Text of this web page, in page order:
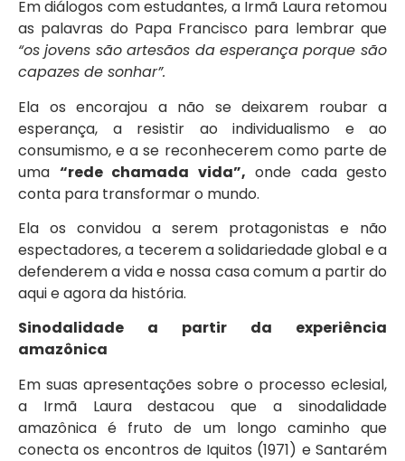
Em diálogos com estudantes, a Irmã Laura retomou
as palavras do Papa Francisco para lembrar que
“os jovens são artesãos da esperança porque são
capazes de sonhar”.
Ela os encorajou a não se deixarem roubar a
esperança, a resistir ao individualismo e ao
consumismo, e a se reconhecerem como parte de
uma “rede chamada vida”, onde cada gesto
conta para transformar o mundo.
Ela os convidou a serem protagonistas e não
espectadores, a tecerem a solidariedade global e a
defenderem a vida e nossa casa comum a partir do
aqui e agora da história.
Sinodalidade a partir da experiência
amazônica
Em suas apresentações sobre o processo eclesial,
a Irmã Laura destacou que a sinodalidade
amazônica é fruto de um longo caminho que
conecta os encontros de Iquitos (1971) e Santarém